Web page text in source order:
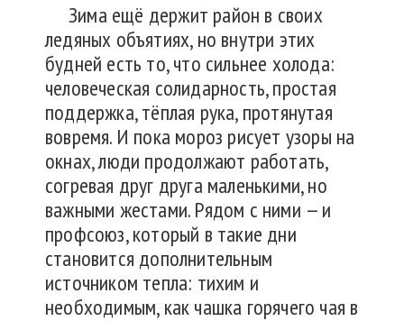
Зима ещё держит район в своих
ледяных объятиях, но внутри этих
будней есть то, что сильнее холода:
человеческая солидарность, простая
поддержка, тёплая рука, протянутая
вовремя. И пока мороз рисует узоры на
окнах, люди продолжают работать,
согревая друг друга маленькими, но
важными жестами. Рядом с ними — и
профсоюз, который в такие дни
становится дополнительным
источником тепла: тихим и
необходимым, как чашка горячего чая в